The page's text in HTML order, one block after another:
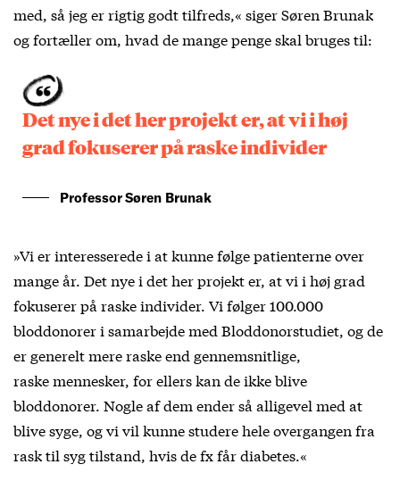
med, så jeg er rigtig godt tilfreds,« siger Søren Brunak
og fortæller om, hvad de mange penge skal bruges til:
Det nye i det her projekt er, at vi i høj
grad fokuserer på raske individer
Professor Søren Brunak
»Vi er interesserede i at kunne følge patienterne over
mange år. Det nye i det her projekt er, at vi i høj grad
fokuserer på raske individer. Vi følger 100.000
bloddonorer i samarbejde med Bloddonorstudiet, og de
er generelt mere raske end gennemsnitlige,
raske mennesker, for ellers kan de ikke blive
bloddonorer. Nogle af dem ender så alligevel med at
blive syge, og vi vil kunne studere hele overgangen fra
rask til syg tilstand, hvis de fx får diabetes.«